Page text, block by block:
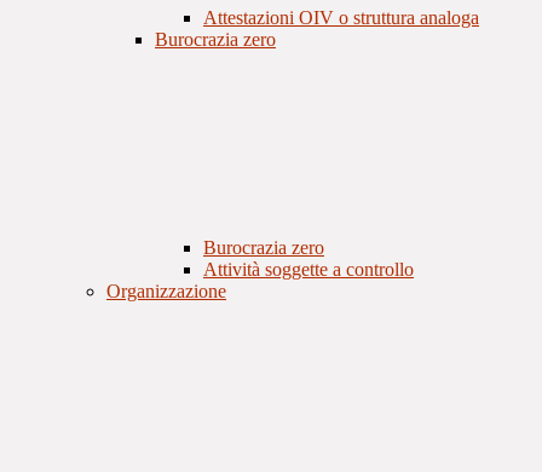
Attestazioni OIV o struttura analoga
Burocrazia zero
Burocrazia zero
Attività soggette a controllo
Organizzazione